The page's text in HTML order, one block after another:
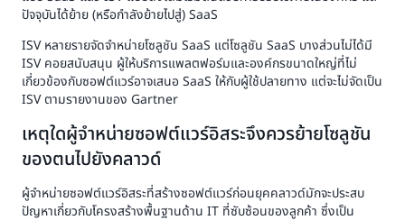
ปัจจุบันได้ย้าย (หรือกำลังย้ายไปสู่) SaaS
ISV หลายรายจัดจำหน่ายโซลูชัน SaaS แต่โซลูชัน SaaS บางส่วนไม่ได้มี
ISV คอยสนับสนุน ผู้ให้บริการแพลตฟอร์มและองค์กรขนาดใหญ่ที่ไม่
เกี่ยวข้องกับซอฟต์แวร์อาจเสนอ SaaS ให้กับผู้ใช้ปลายทาง แต่จะไม่จัดเป็น
ISV ตามรายงานของ Gartner
เหตุใดผู้จำหน่ายซอฟต์แวร์อิสระจึงควรย้ายโซลูชัน
ของตนไปยังคลาวด์
ผู้จำหน่ายซอฟต์แวร์อิสระที่สร้างซอฟต์แวร์ก่อนยุคคลาวด์มักจะประสบ
ปัญหาเกี่ยวกับโครงสร้างพื้นฐานด้าน IT ที่ซับซ้อนของลูกค้า ซึ่งเป็น